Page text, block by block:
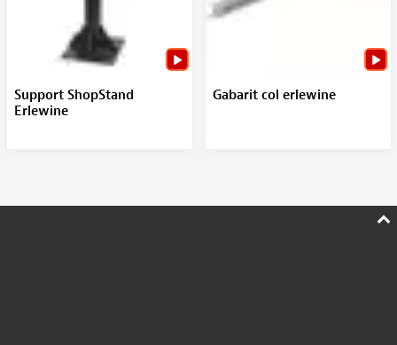
Support ShopStand
Erlewine
Gabarit col erlewine